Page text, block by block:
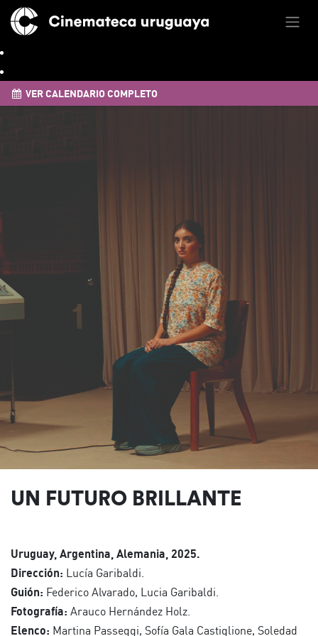
VER CALENDARIO COMPLETO
UN FUTURO BRILLANTE
Uruguay, Argentina, Alemania, 2025.
Dirección: Lucía Garibaldi.
Guión: Federico Alvarado, Lucia Garibaldi.
Fotografía: Arauco Hernández Holz.
Elenco: Martina Passeggi, Sofía Gala Castiglione, Soledad